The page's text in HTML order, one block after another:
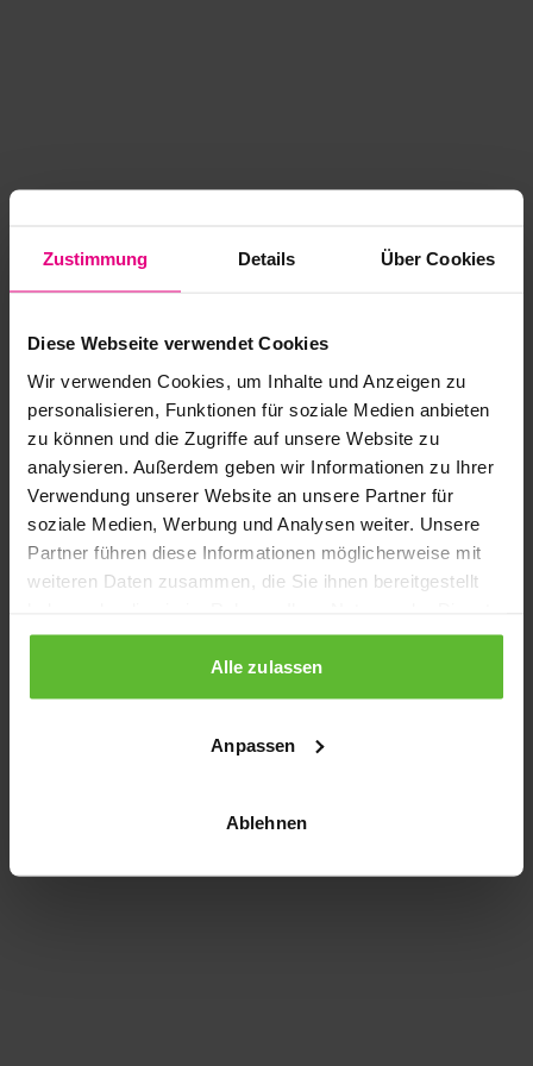
Zustimmung Details Über Cookies
Diese Webseite verwendet Cookies
Wir verwenden Cookies, um Inhalte und Anzeigen zu
personalisieren, Funktionen für soziale Medien anbieten
zu können und die Zugriffe auf unsere Website zu
analysieren. Außerdem geben wir Informationen zu Ihrer
Verwendung unserer Website an unsere Partner für
soziale Medien, Werbung und Analysen weiter. Unsere
Partner führen diese Informationen möglicherweise mit
weiteren Daten zusammen, die Sie ihnen bereitgestellt
gesammelt haben.
Alle zulassen
Anpassen
Ablehnen
Application error: a client-side exception has occurred
loading www.kurzwego.de (see the browser console for more
information).